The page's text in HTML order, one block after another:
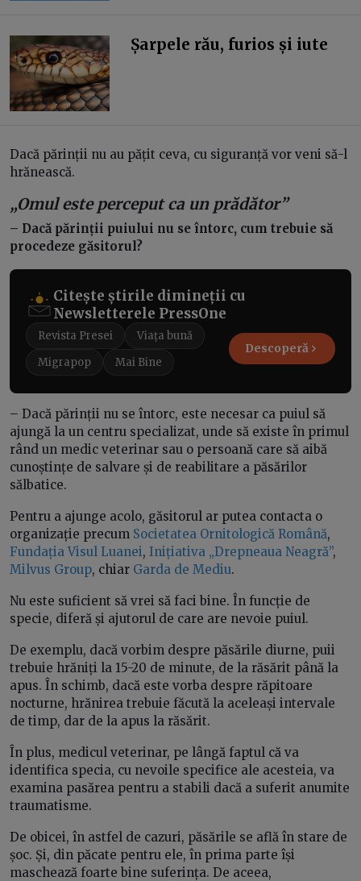
Șarpele rău, furios și iute
Dacă părinții nu au pățit ceva, cu siguranță vor veni să-l
hrănească.
„Omul este perceput ca un prădător”
– Dacă părinții puiului nu se întorc, cum trebuie să
procedeze găsitorul?
Citește știrile dimineții cu
Newsletterele PressOne
Revista Presei
Viața bună
Migrapop
Mai Bine
Descoperă
– Dacă părinții nu se întorc, este necesar ca puiul să
ajungă la un centru specializat, unde să existe în primul
rând un medic veterinar sau o persoană care să aibă
cunoștințe de salvare și de reabilitare a păsărilor
sălbatice.
Pentru a ajunge acolo, găsitorul ar putea contacta o
organizație precum Societatea Ornitologică Română,
Fundația Visul Luanei, Inițiativa „Drepneaua Neagră”,
Milvus Group, chiar Garda de Mediu.
Nu este suficient să vrei să faci bine. În funcție de
specie, diferă și ajutorul de care are nevoie puiul.
De exemplu, dacă vorbim despre păsările diurne, puii
trebuie hrăniți la 15-20 de minute, de la răsărit până la
apus. În schimb, dacă este vorba despre răpitoare
nocturne, hrănirea trebuie făcută la aceleași intervale
de timp, dar de la apus la răsărit.
În plus, medicul veterinar, pe lângă faptul că va
identifica specia, cu nevoile specifice ale acesteia, va
examina pasărea pentru a stabili dacă a suferit anumite
traumatisme.
De obicei, în astfel de cazuri, păsările se află în stare de
șoc. Și, din păcate pentru ele, în prima parte își
maschează foarte bine suferința. De aceea,